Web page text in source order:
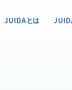
JUIDAとは